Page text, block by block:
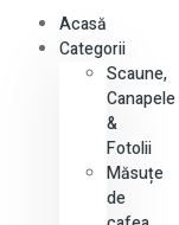
Acasă
Categorii
Scaune,
Canapele
&
Fotolii
Măsuțe
de